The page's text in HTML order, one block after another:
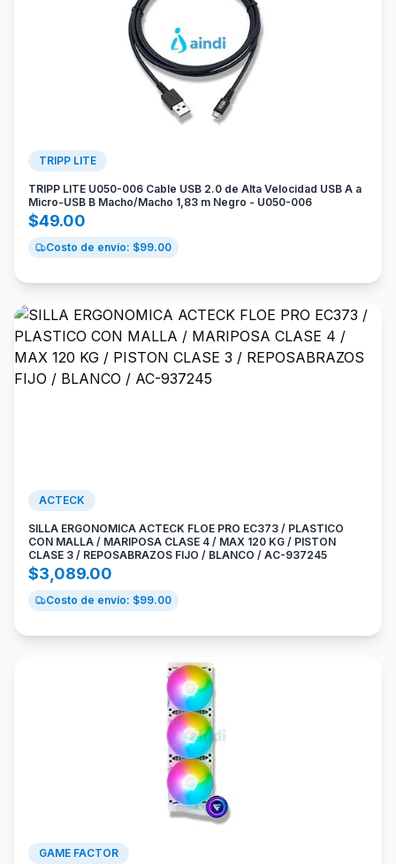
TRIPP LITE
TRIPP LITE U050-006 Cable USB 2.0 de Alta Velocidad USB A a
Micro-USB B Macho/Macho 1,83 m Negro - U050-006
$49.00
Costo de envío: $99.00
ACTECK
SILLA ERGONOMICA ACTECK FLOE PRO EC373 / PLASTICO
CON MALLA / MARIPOSA CLASE 4 / MAX 120 KG / PISTON
CLASE 3 / REPOSABRAZOS FIJO / BLANCO / AC-937245
$3,089.00
Costo de envío: $99.00
GAME FACTOR